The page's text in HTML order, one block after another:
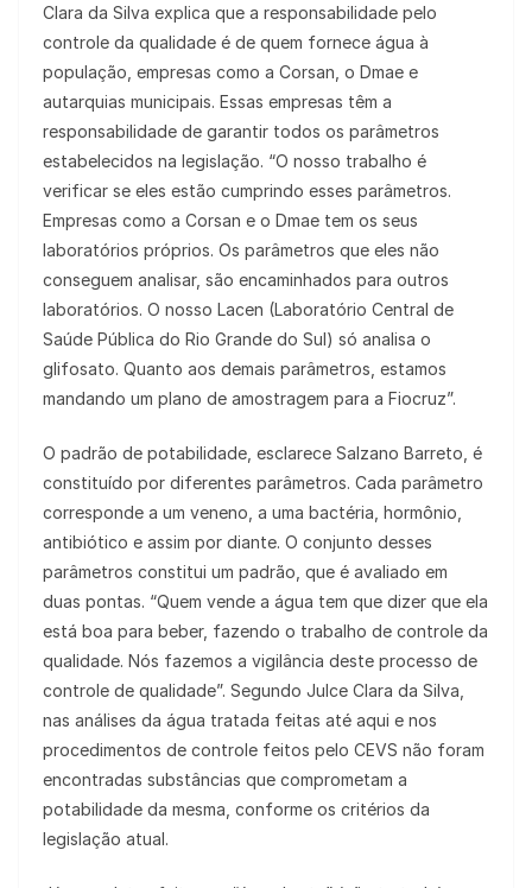
Clara da Silva explica que a responsabilidade pelo
controle da qualidade é de quem fornece água à
população, empresas como a Corsan, o Dmae e
autarquias municipais. Essas empresas têm a
responsabilidade de garantir todos os parâmetros
estabelecidos na legislação. “O nosso trabalho é
verificar se eles estão cumprindo esses parâmetros.
Empresas como a Corsan e o Dmae tem os seus
laboratórios próprios. Os parâmetros que eles não
conseguem analisar, são encaminhados para outros
laboratórios. O nosso Lacen (Laboratório Central de
Saúde Pública do Rio Grande do Sul) só analisa o
glifosato. Quanto aos demais parâmetros, estamos
mandando um plano de amostragem para a Fiocruz”.
O padrão de potabilidade, esclarece Salzano Barreto, é
constituído por diferentes parâmetros. Cada parâmetro
corresponde a um veneno, a uma bactéria, hormônio,
antibiótico e assim por diante. O conjunto desses
parâmetros constitui um padrão, que é avaliado em
duas pontas. “Quem vende a água tem que dizer que ela
está boa para beber, fazendo o trabalho de controle da
qualidade. Nós fazemos a vigilância deste processo de
controle de qualidade”. Segundo Julce Clara da Silva,
nas análises da água tratada feitas até aqui e nos
procedimentos de controle feitos pelo CEVS não foram
encontradas substâncias que comprometam a
potabilidade da mesma, conforme os critérios da
legislação atual.